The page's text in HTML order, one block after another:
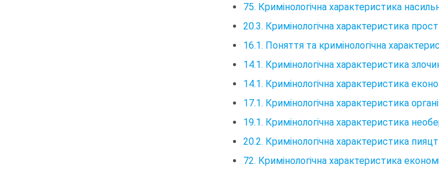
75. Кримінологічна характеристика
20.3. Кримінологічна характеристика
16.1. Поняття та кримінологічна
14.1. Кримінологічна характеристика
14.1. Кримінологічна характеристика
17.1. Кримінологічна характеристика
19.1. Кримінологічна характеристика
20.2. Кримінологічна характеристика
72. Кримінологічна характеристика